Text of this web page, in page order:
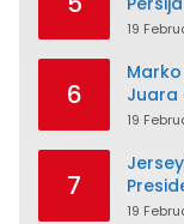
19
6
Juara
19
7
19